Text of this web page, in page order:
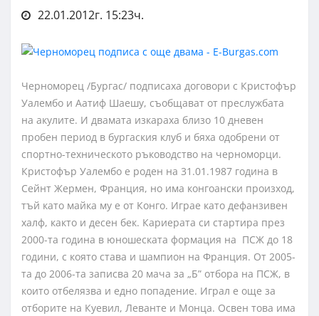
22.01.2012г. 15:23ч.
Черноморец /Бургас/ подписаха договори с Кристофър
Уалембо и Аатиф Шаешу, съобщават от преслужбата
на акулите. И двамата изкараха близо 10 дневен
пробен период в бургаския клуб и бяха одобрени от
спортно-техническото ръководство на черноморци.
Кристофър Уалембо е роден на 31.01.1987 година в
Сейнт Жермен, Франция, но има конгоански произход,
тъй като майка му е от Конго. Играе като дефанзивен
халф, както и десен бек. Кариерата си стартира през
2000-та година в юношеската формация на ПСЖ до 18
години, с която става и шампион на Франция. От 2005-
та до 2006-та записва 20 мача за „Б” отбора на ПСЖ, в
които отбелязва и едно попадение. Играл е още за
отборите на Куевил, Леванте и Монца. Освен това има